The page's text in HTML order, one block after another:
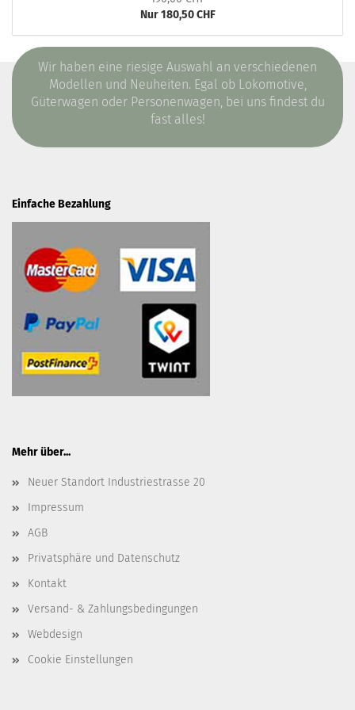
Nur 180,50 CHF
Wir haben eine riesige Auswahl an verschiedenen
Modellen und Neuheiten. Egal ob Lokomotive,
Güterwagen oder Personenwagen, bei uns findest du
fast alles!
Einfache Bezahlung
Mehr über...
Neuer Standort Industriestrasse 20
Impressum
AGB
Privatsphäre und Datenschutz
Kontakt
Versand- & Zahlungsbedingungen
Webdesign
Cookie Einstellungen